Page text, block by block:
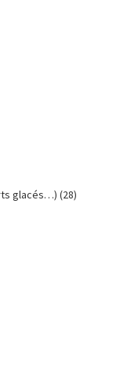
glacés…) (28)